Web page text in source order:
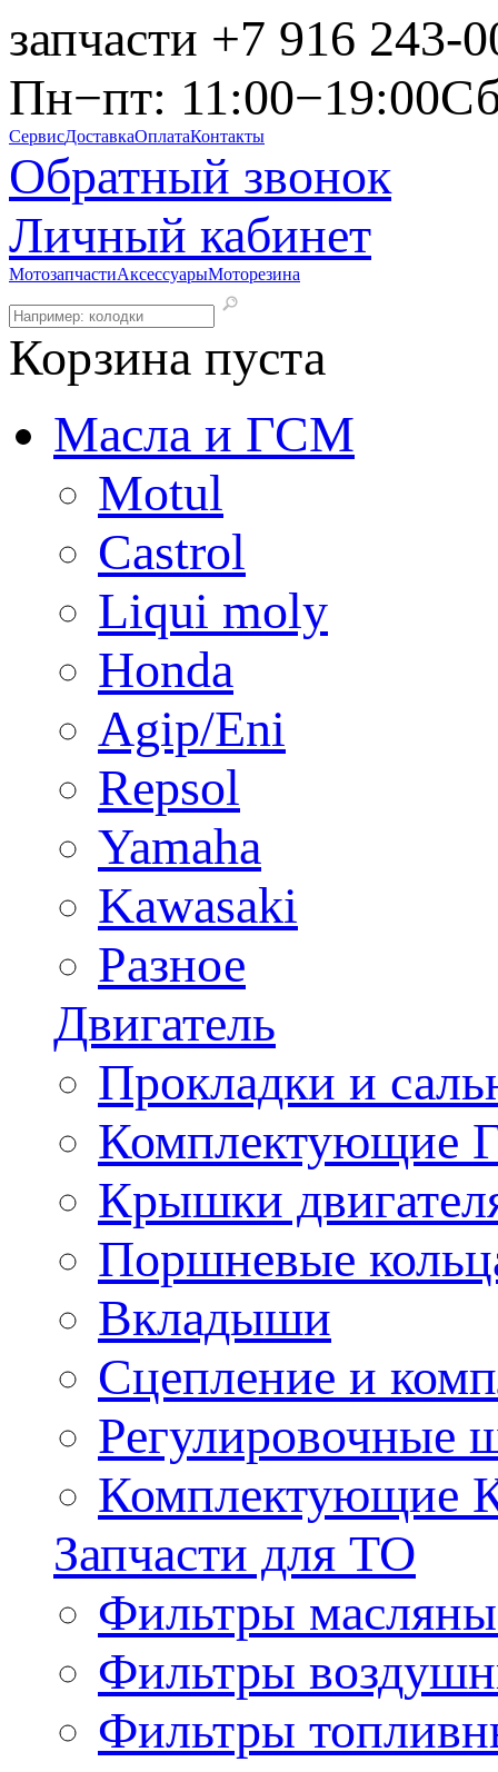
запчасти +7 916 243-
Пн−пт: 11:00−19:00
СервисДоставкаОплатаКонтакты
Обратный звонок
Личный кабинет
МотозапчастиАксессуарыМоторезина
Корзина пуста
Масла и ГСМ
Motul
Castrol
Liqui moly
Honda
Agip/Eni
Repsol
Yamaha
Kawasaki
Разное
Двигатель
Прокладки и
Комплектующие
Крышки
Поршневые
Вкладыши
Сцепление и
Регулировочные
Комплектующие
Запчасти для ТО
Фильтры
Фильтры
Фильтры